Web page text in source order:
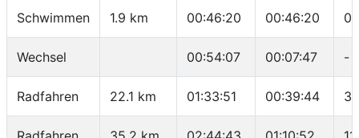
Schwimmen 1.9 km 00:46:20 00:46:20
Wechsel 00:54:07 00:07:47 -
Radfahren 22.1 km 01:33:51 00:39:44